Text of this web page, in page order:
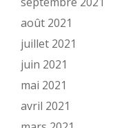
août 2021
juillet 2021
juin 2021
mai 2021
avril 2021